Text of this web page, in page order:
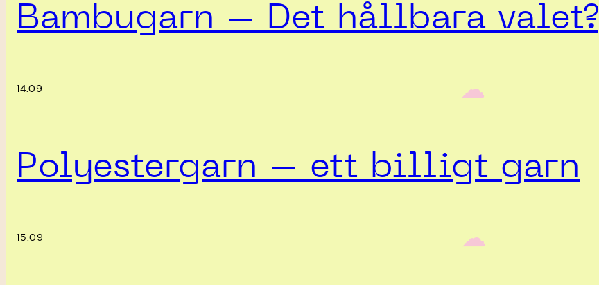
Bambugarn – Det hållbara valet?
14.09 ‎ ‎‎ ☁︎‎‎
Polyestergarn – ett billigt garn
15.09 ‎ ‎‎ ☁︎‎‎